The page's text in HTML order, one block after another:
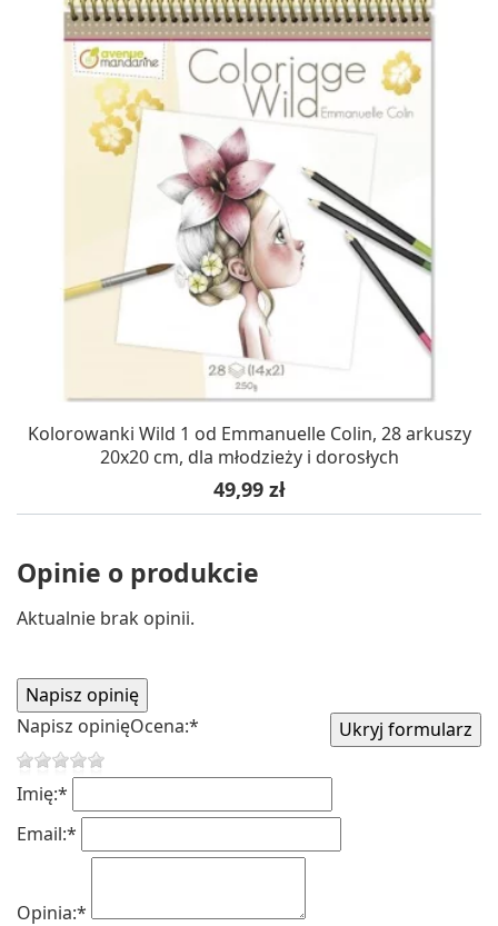
Kolorowanki Wild 1 od Emmanuelle Colin, 28 arkuszy
20x20 cm, dla młodzieży i dorosłych
Cena
49,99 zł
Opinie o produkcie
Aktualnie brak opinii.
Napisz opinięOcena:*
Imię:*
Email:*
Opinia:*